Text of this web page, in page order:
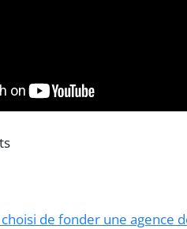
de fonder une agence